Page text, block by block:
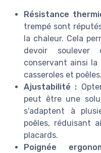
Résistance
trempé sont
la chaleur. Cela
devoir soulever
conservant ainsi
casseroles et poêles.
Ajustabilité :
peut être une
s'adaptent à
poêles, réduisant
placards.
Poignée
🔥 POPULAIRE
Couvercle
Pièces Colorées